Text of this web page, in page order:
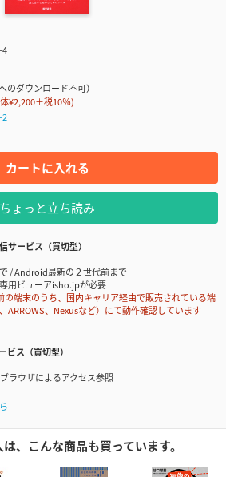
4
のダウンロード不可）
¥2,200＋税10％)
2
カートに入れる
ちょっと立ち読み
サービス（買切型）
/ Android最新の２世代前まで
用ビューアisho.jpが必要
端末のうち、国内キャリア経由で販売されている端
ARROWS、Nexusなど）にて動作確認しています
ビス（買切型）
ラウザによるアクセス参照
、こんな商品も買っています。